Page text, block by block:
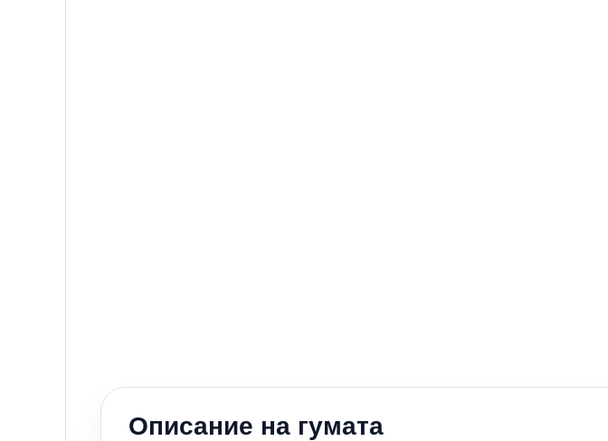
Описание на гумата